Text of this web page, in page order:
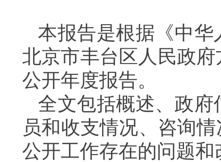
本报告是根据《中
北京市丰台区人民政
公开年度报告。
全文包括概述、政
员和收支情况、咨询
公开工作存在的问题